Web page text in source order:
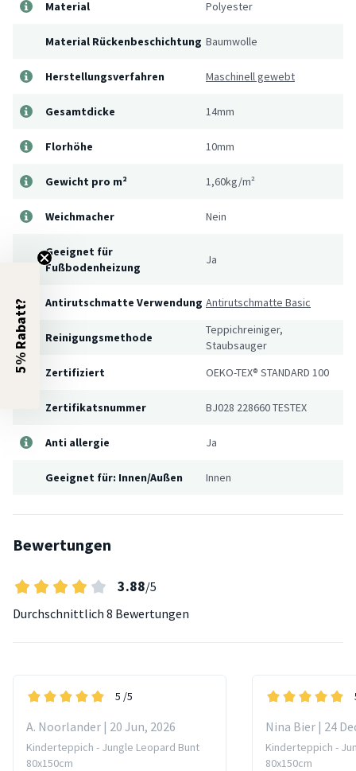
Material Polyester
Material Rückenbeschichtung Baumwolle
Herstellungsverfahren Maschinell gewebt
Gesamtdicke 14mm
Florhöhe 10mm
Gewicht pro m² 1,60kg/m²
Weichmacher Nein
Geeignet für
Fußbodenheizung
Ja
Antirutschmatte Verwendung Antirutschmatte Basic
Reinigungsmethode
Teppichreiniger,
Staubsauger
Zertifiziert
OEKO-TEX® STANDARD 100
Zertifikatsnummer BJ028 228660 TESTEX
Anti allergie Ja
Geeignet für: Innen/Außen Innen
Bewertungen
3.88/5
Durchschnittlich 8 Bewertungen
5 /5
A. Noorlander | 20 Jun, 2026
Kinderteppich - Jungle Leopard Bunt
80x150cm
Nina Bier | 24
Kinderteppich -
80x150cm
5% Rabatt?